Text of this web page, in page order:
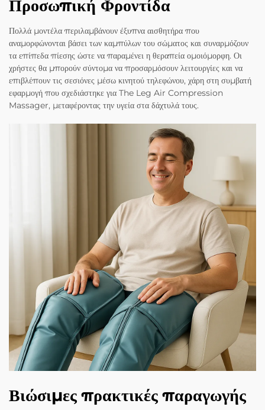
Προσωπική Φροντίδα
Πολλά μοντέλα περιλαμβάνουν έξυπνα αισθητήρα που
αναμορφώνονται βάσει των καμπύλων του σώματος και συναρμόζουν
τα επίπεδα πίεσης ώστε να παραμένει η θεραπεία ομοιόμορφη. Οι
χρήστες θα μπορούν σύντομα να προσαρμόσουν λειτουργίες και να
επιβλέπουν τις σεσιόνες μέσω κινητού τηλεφώνου, χάρη στη συμβατή
εφαρμογή που σχεδιάστηκε για The Leg Air Compression
Massager, μεταφέροντας την υγεία στα δάχτυλά τους.
Βιώσιμες πρακτικές παραγωγής